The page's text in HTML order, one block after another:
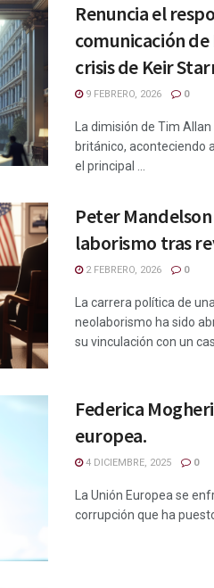
Renuncia el
comunicación
crisis de Keir
9 FEBRERO, 2026 0
La dimisión de Tim
británico, aconteciendo
el principal ...
Peter
laborismo tras
2 FEBRERO, 2026 0
La carrera política de
neolaborismo ha sido
su vinculación con un
Federica
europea.
4 DICIEMBRE, 2025 0
La Unión Europea se
corrupción que ha